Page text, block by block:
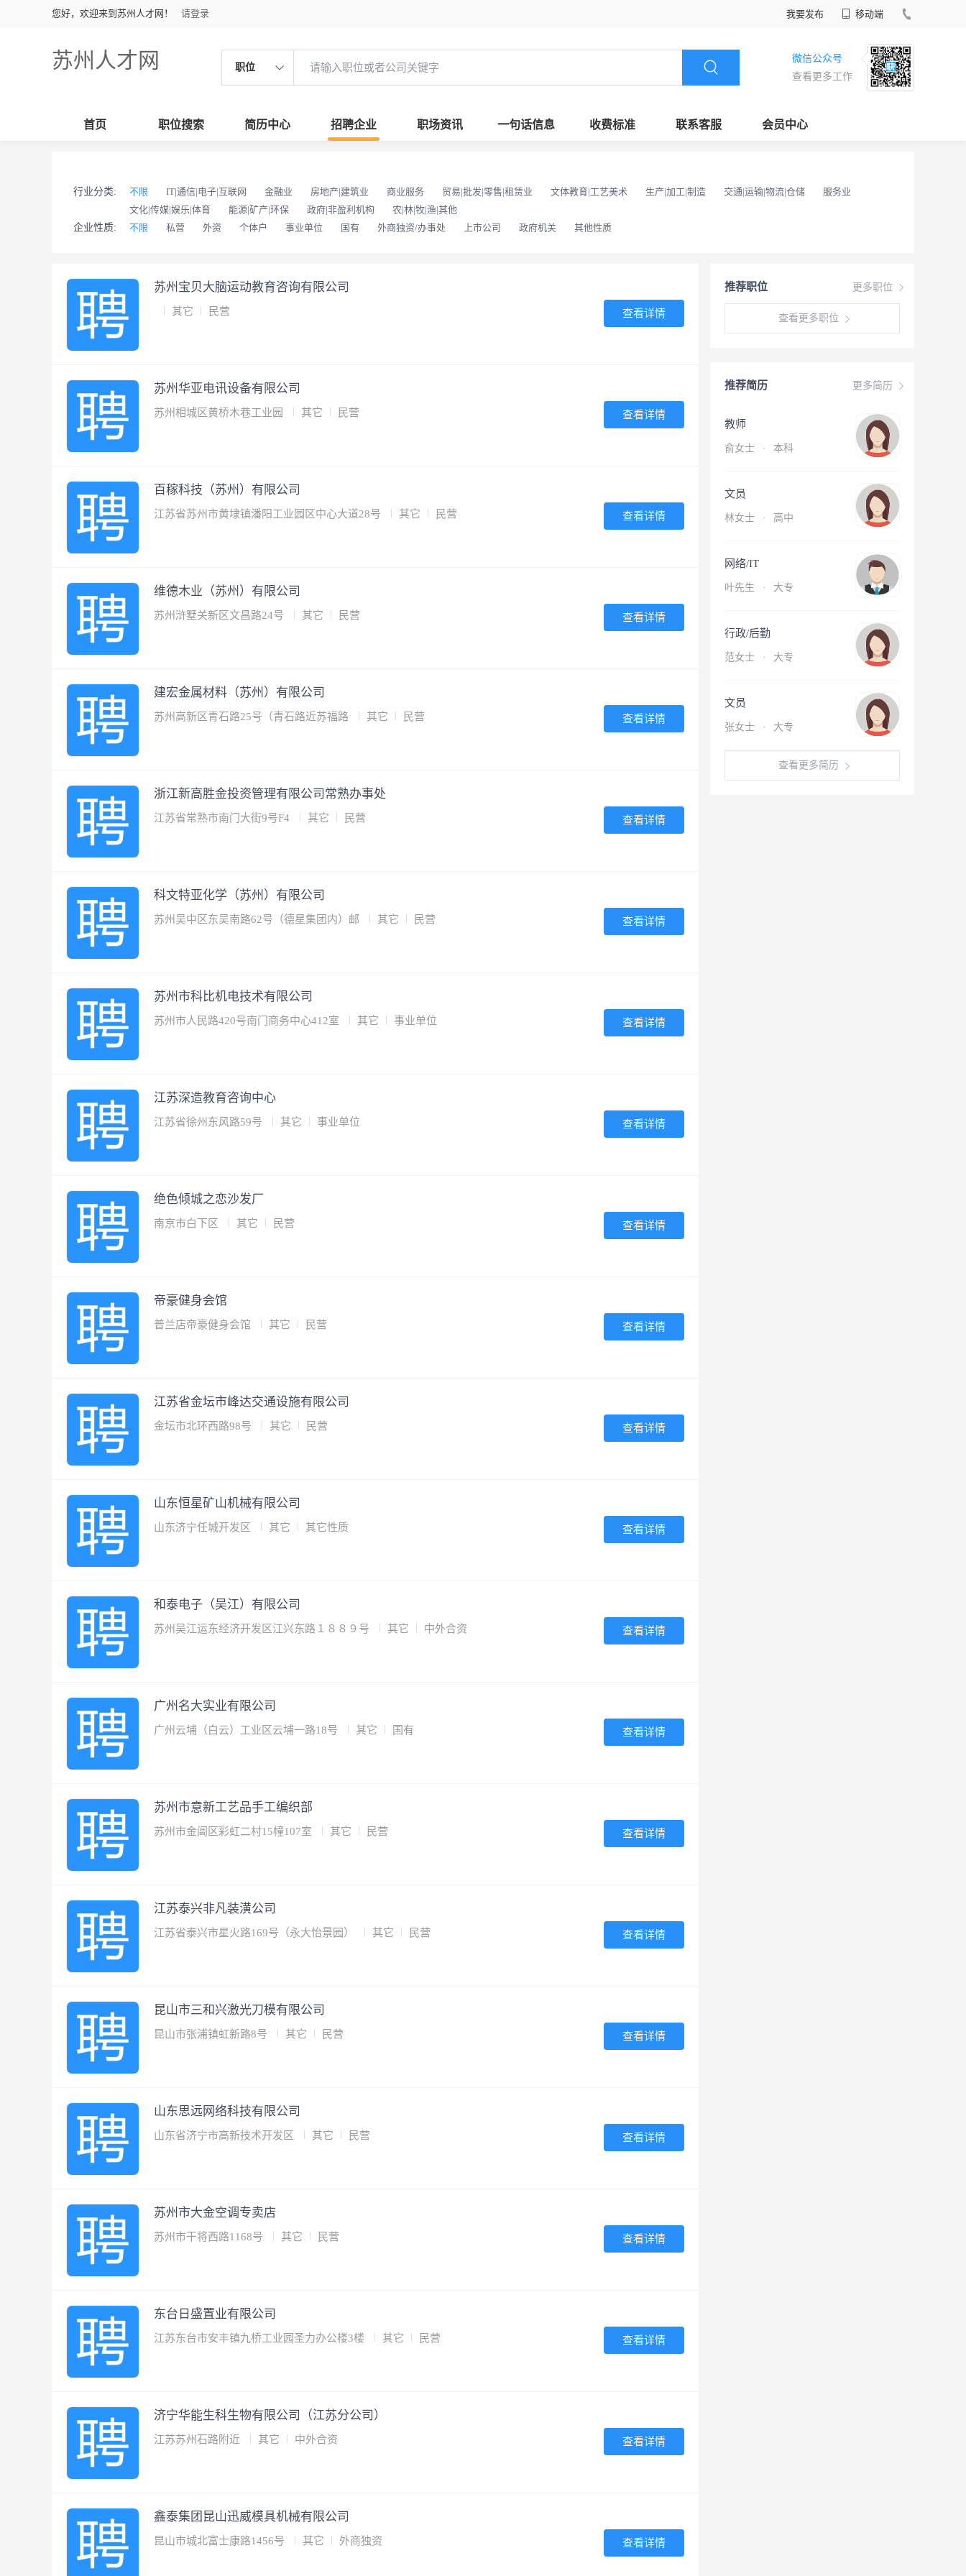
您好，欢迎来到苏州人才网！ 请登录 我要发布 移动端
苏州人才网 职位
微信公众号
查看更多工作
首页 职位搜索 简历中心 招聘企业 职场资讯 一句话信息 收费标准 联系客服 会员中心
行业分类: 不限 IT|通信|电子|互联网 金融业 房地产|建筑业 商业服务 贸易|批发|零售|租赁业 文体教育|工艺美术 生产|加工|制造 交通|运输|物流|仓储
服务业
文化|传媒|娱乐|体育
能源|矿产|环保 政府|非盈利机构
农|林|牧|渔|其他
企业性质:
不限 私营 外资 个体户 事业单位 国有 外商独资/办事处 上市公司 政府机关 其他性质
更多职位
推荐职位
查看更多职位
更多简历
推荐简历
教师
俞女士 · 本科
文员
林女士 · 高中
网络/IT
叶先生 · 大专
行政/后勤
范女士 · 大专
文员
张女士 · 大专
查看更多简历
苏州宝贝大脑运动教育咨询有限公司
其它 民营 查看详情
苏州华亚电讯设备有限公司
苏州相城区黄桥木巷工业园 其它 民营 查看详情
百稼科技（苏州）有限公司
江苏省苏州市黄埭镇潘阳工业园区中心大道28号 其它 民营 查看详情
维德木业（苏州）有限公司
苏州浒墅关新区文昌路24号 其它 民营 查看详情
建宏金属材料（苏州）有限公司
苏州高新区青石路25号（青石路近苏福路 其它 民营 查看详情
浙江新高胜金投资管理有限公司常熟办事处
江苏省常熟市南门大街9号F4 其它 民营 查看详情
科文特亚化学（苏州）有限公司
苏州吴中区东吴南路62号（德星集团内）邮 其它 民营 查看详情
苏州市科比机电技术有限公司
苏州市人民路420号南门商务中心412室 其它 事业单位 查看详情
江苏深造教育咨询中心
江苏省徐州东风路59号 其它 事业单位 查看详情
绝色倾城之恋沙发厂
南京市白下区 其它 民营 查看详情
帝豪健身会馆
普兰店帝豪健身会馆 其它 民营 查看详情
江苏省金坛市峰达交通设施有限公司
金坛市北环西路98号 其它 民营 查看详情
山东恒星矿山机械有限公司
山东济宁任城开发区 其它 其它性质 查看详情
和泰电子（吴江）有限公司
苏州吴江运东经济开发区江兴东路１８８９号 其它 中外合资 查看详情
广州名大实业有限公司
广州云埔（白云）工业区云埔一路18号 其它 国有 查看详情
苏州市意新工艺品手工编织部
苏州市金阊区彩虹二村15幢107室 其它 民营 查看详情
江苏泰兴非凡装潢公司
江苏省泰兴市星火路169号（永大怡景园） 其它 民营 查看详情
昆山市三和兴激光刀模有限公司
昆山市张浦镇虹新路8号 其它 民营 查看详情
山东思远网络科技有限公司
山东省济宁市高新技术开发区 其它 民营 查看详情
苏州市大金空调专卖店
苏州市干将西路1168号 其它 民营 查看详情
东台日盛置业有限公司
江苏东台市安丰镇九桥工业园圣力办公楼3楼 其它 民营 查看详情
济宁华能生科生物有限公司（江苏分公司）
江苏苏州石路附近 其它 中外合资 查看详情
鑫泰集团昆山迅威模具机械有限公司
昆山市城北富士康路1456号 其它 外商独资 查看详情